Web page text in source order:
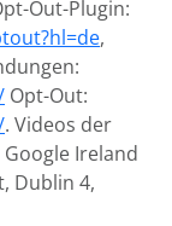
Out-Plugin:
,
Opt-Out:
. Videos der
Ireland
Dublin 4,